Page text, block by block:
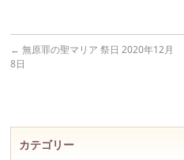
← 無原罪の聖マリア 祭日 2020年12月
8日
カテゴリー